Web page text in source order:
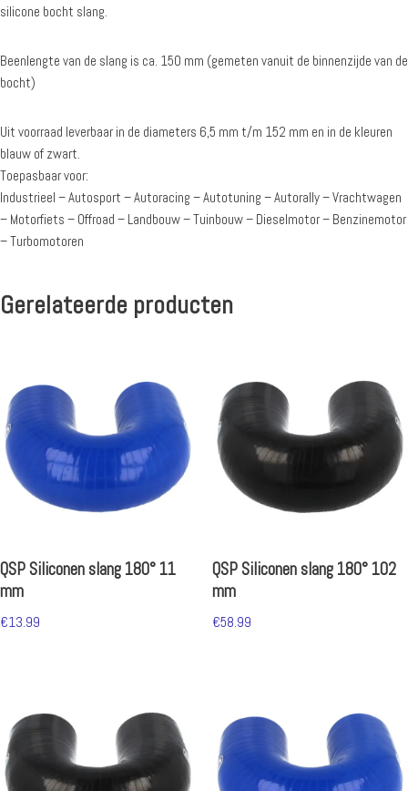
silicone bocht slang.
Beenlengte van de slang is ca. 150 mm (gemeten vanuit de binnenzijde van de
bocht)
Uit voorraad leverbaar in de diameters 6,5 mm t/m 152 mm en in de kleuren
blauw of zwart.
Toepasbaar voor:
Industrieel – Autosport – Autoracing – Autotuning – Autorally – Vrachtwagen
– Motorfiets – Offroad – Landbouw – Tuinbouw – Dieselmotor – Benzinemotor
– Turbomotoren
Gerelateerde producten
QSP Siliconen slang 180° 11
mm
€13.99
QSP Siliconen slang 180° 102
mm
€58.99